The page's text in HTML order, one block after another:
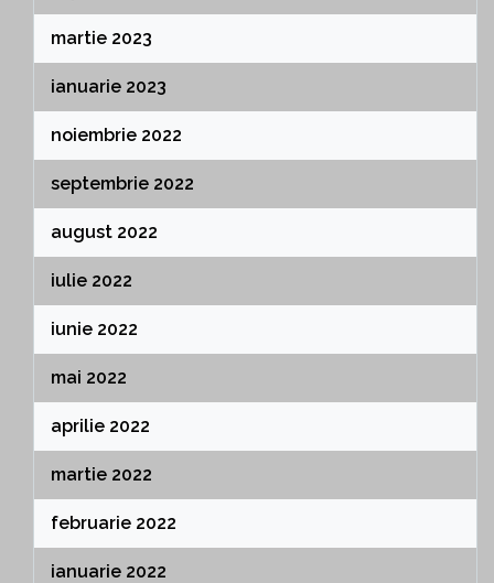
martie 2023
ianuarie 2023
noiembrie 2022
septembrie 2022
august 2022
iulie 2022
iunie 2022
mai 2022
aprilie 2022
martie 2022
februarie 2022
ianuarie 2022